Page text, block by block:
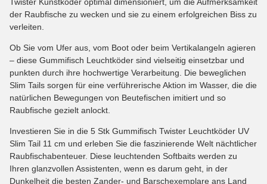
der Raubfische zu wecken und sie zu einem erfolgreichen Biss zu
verleiten.
Ob Sie vom Ufer aus, vom Boot oder beim Vertikalangeln agieren
– diese Gummifisch Leuchtköder sind vielseitig einsetzbar und
punkten durch ihre hochwertige Verarbeitung. Die beweglichen
Slim Tails sorgen für eine verführerische Aktion im Wasser, die die
natürlichen Bewegungen von Beutefischen imitiert und so
Raubfische gezielt anlockt.
Investieren Sie in die 5 Stk Gummifisch Twister Leuchtköder UV
Slim Tail 11 cm und erleben Sie die faszinierende Welt nächtlicher
Raubfischabenteuer. Diese leuchtenden Softbaits werden zu
Ihren glanzvollen Assistenten, wenn es darum geht, in der
Dunkelheit die besten Zander- und Barschexemplare ans Land